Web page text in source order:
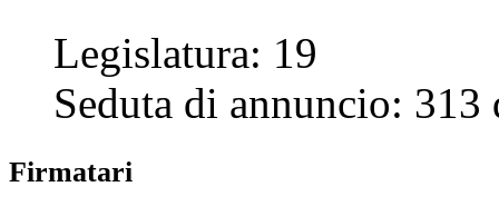
Legislatura: 19
Seduta di annuncio: 313
Firmatari